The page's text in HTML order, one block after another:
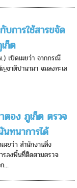
การใช้สารขจัด
ก็ต
เปิดเผยว่า จากกรณี
ชาติปานามา จมลงทะเล
อง ภูเก็ต ตรวจ
ทนาการได้
ยว่า สำนักงานสิ่ง
รลงพื้นที่ติดตามตรวจ
...